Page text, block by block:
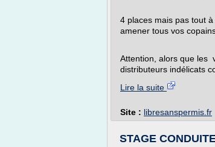
4 places mais pas tout
amener tous vos
Attention, alors que les
distributeurs indélicats
Lire la suite
Site : libresanspermis.fr
STAGE